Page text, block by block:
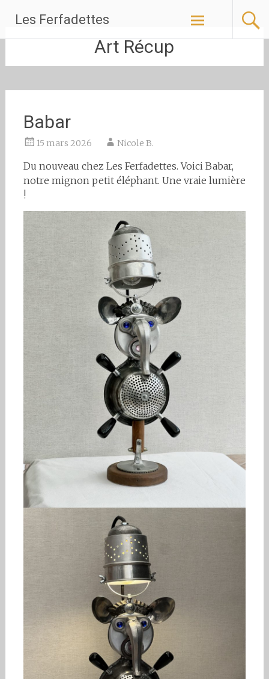
contenu
Les Ferfadettes
Art Récup
Babar
15 mars 2026 Nicole B.
Du nouveau chez Les Ferfadettes. Voici Babar,
notre mignon petit éléphant. Une vraie lumière
!